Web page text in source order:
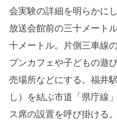
会実験の詳細を明らかに
放送会館前の三十メート
十メートル。片側三車線
プンカフェや子どもの遊
売場所などにする。福井
し）を結ぶ市道「県庁線
ス席の設置を呼び掛ける